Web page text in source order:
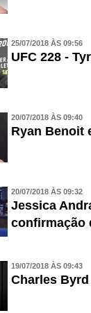
25/07/2018 ÀS 09:56
UFC 228 -
20/07/2018 ÀS 09:40
Ryan Benoit
20/07/2018 ÀS 09:32
Jessica
confirmação
19/07/2018 ÀS 09:43
Charles